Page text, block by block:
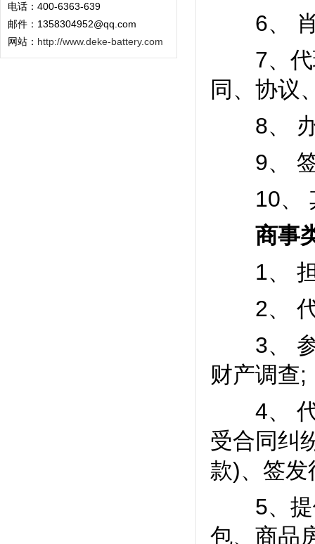
电话：400-6363-639
邮件：1358304952@qq.com
网站： http://www.deke-battery.com
6、 肖
7、代理
同、协议
8、 办
9、 签
10、 其
商事
1、 担
2、 代
3、 参
财产调查;
4、 代
受合同纠
款)、签发
5、提供
包、商品